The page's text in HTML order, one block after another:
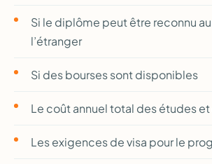
Si le diplôme peut être reconnu au
l’étranger
Si des bourses sont disponibles
Le coût annuel total des études et
Les exigences de visa pour le